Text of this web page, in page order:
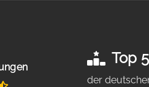
Top 5
der